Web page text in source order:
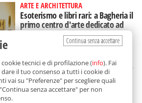
ARTE E ARCHITETTURA
Esoterismo e libri rari: a Bagheria il
primo centro d'arte dedicato ad
Aleister Crowley
diRedazione
DA BALARM
Continua senza accettare
tecnici e di profilazione (info). Fai
il tuo consenso a tutti i cookie di
vai su "Preferenze" per scegliere quali
senza accettare" per non